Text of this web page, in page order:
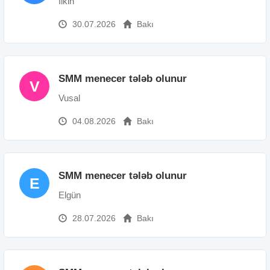
30.07.2026 Bakı
V SMM menecer tələb olunur
Vusal
04.08.2026 Bakı
E SMM menecer tələb olunur
Elgün
28.07.2026 Bakı